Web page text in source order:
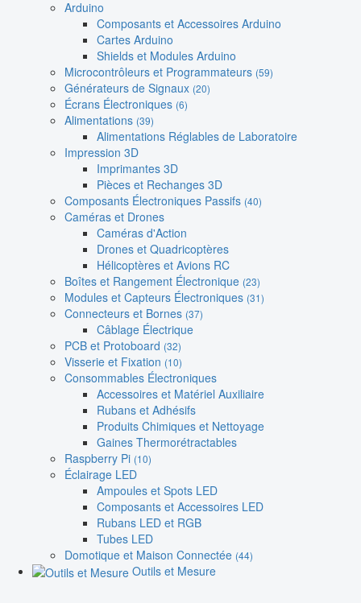
Arduino
Composants et Accessoires Arduino
Cartes Arduino
Shields et Modules Arduino
Microcontrôleurs et Programmateurs (59)
Générateurs de Signaux (20)
Écrans Électroniques (6)
Alimentations (39)
Alimentations Réglables de Laboratoire
Impression 3D
Imprimantes 3D
Pièces et Rechanges 3D
Composants Électroniques Passifs (40)
Caméras et Drones
Caméras d'Action
Drones et Quadricoptères
Hélicoptères et Avions RC
Boîtes et Rangement Électronique (23)
Modules et Capteurs Électroniques (31)
Connecteurs et Bornes (37)
Câblage Électrique
PCB et Protoboard (32)
Visserie et Fixation (10)
Consommables Électroniques
Accessoires et Matériel Auxiliaire
Rubans et Adhésifs
Produits Chimiques et Nettoyage
Gaines Thermorétractables
Raspberry Pi (10)
Éclairage LED
Ampoules et Spots LED
Composants et Accessoires LED
Rubans LED et RGB
Tubes LED
Domotique et Maison Connectée (44)
Outils et Mesure